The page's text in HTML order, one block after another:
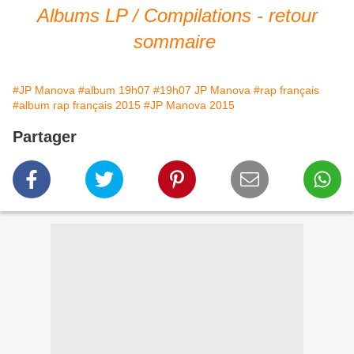
Albums LP / Compilations - retour
sommaire
#JP Manova #album 19h07 #19h07 JP Manova #rap français
#album rap français 2015 #JP Manova 2015
Partager